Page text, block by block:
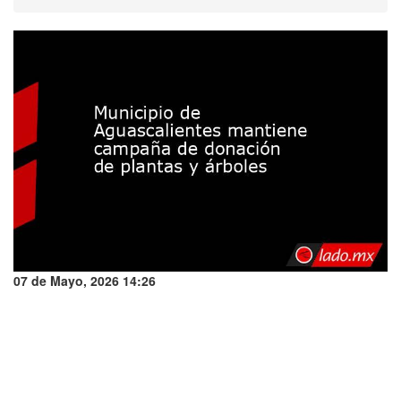
07 de Mayo, 2026 14:26